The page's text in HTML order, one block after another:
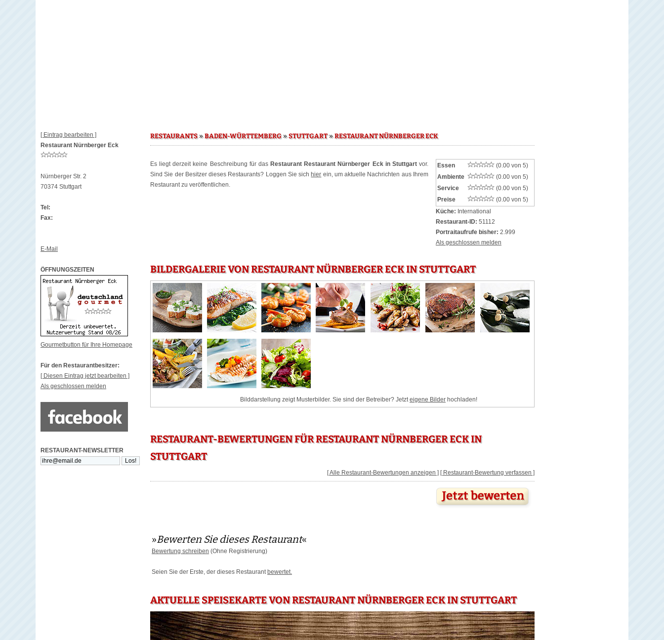
[ Eintrag bearbeiten ]
Restaurant Nürnberger Eck
Nürnberger Str. 2
70374 Stuttgart
Tel:
Fax:
E-Mail
ÖFFNUNGSZEITEN
Gourmetbutton für Ihre Homepage
Für den Restaurantbesitzer:
[ Diesen Eintrag jetzt bearbeiten ]
Als geschlossen melden
RESTAURANT-NEWSLETTER
RESTAURANTS»BADEN-WÜRTTEMBERG»STUTTGART»RESTAURANT NÜRNBERGER ECK
Es liegt derzeit keine Beschreibung für das Restaurant Restaurant Nürnberger Eck in Stuttgartvor.
Sind Sie der Besitzer dieses Restaurants? Loggen Sie sich hier ein, um aktuelle Nachrichten aus Ihrem
Restaurant zu veröffentlichen.
Essen
(0.00 von 5)
Ambiente
(0.00 von 5)
Service
(0.00 von 5)
Preise
(0.00 von 5)
Küche: International
Restaurant-ID: 51112
Portraitaufrufe bisher: 2.999
Als geschlossen melden
BILDERGALERIE VON RESTAURANT NÜRNBERGER ECK IN STUTTGART
Bilddarstellung zeigt Musterbilder. Sie sind der Betreiber? Jetzteigene Bilder hochladen!
RESTAURANT-BEWERTUNGEN FÜR RESTAURANT NÜRNBERGER ECK IN
STUTTGART
[ Alle Restaurant-Bewertungen anzeigen ] [ Restaurant-Bewertung verfassen ]
»Bewerten Sie dieses Restaurant«
Bewertung schreiben (Ohne Registrierung)
Seien Sie der Erste, der dieses Restaurant bewertet.
AKTUELLE SPEISEKARTE VON RESTAURANT NÜRNBERGER ECK IN STUTTGART